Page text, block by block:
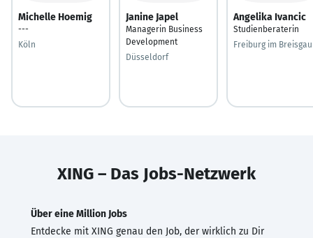
Michelle Hoemig
---
Köln
Janine Japel
Managerin Business
Development
Düsseldorf
Angelika Ivancic
Studienberaterin
Freiburg im Breisgau
XING – Das Jobs-Netzwerk
Über eine Million Jobs
Entdecke mit XING genau den Job, der wirklich zu Dir